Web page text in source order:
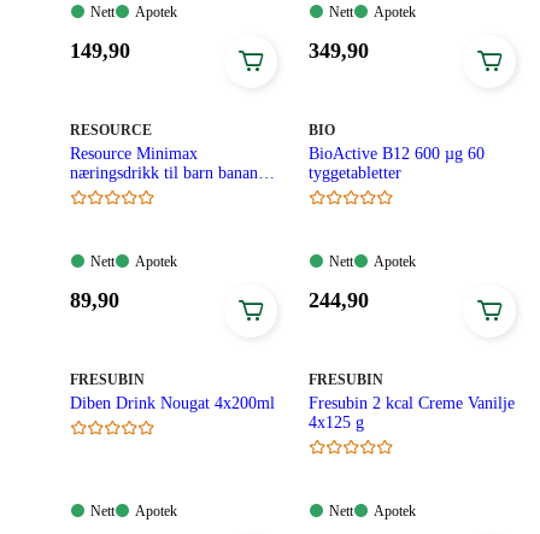
Nett:
Nett
Apotek:
Apotek
Pris:
149,90
Nett:
Nett
Apotek:
Apotek
Pris:
349,90
MERKE:
RESOURCE
Resource Minimax
næringsdrikk til barn banan-
aprikos 2x200 ml
Nett:
Nett
Apotek:
Apotek
Pris:
89,90
MERKE
BIO
BioActive B12 600 µg 60
tyggetabletter
Nett:
Nett
Apotek:
Apotek
Pris:
244,90
MERKE:
FRESUBIN
Diben Drink Nougat 4x200ml
Nett:
Nett
Apotek:
Apotek
MERKE:
FRESUBIN
Fresubin 2 kcal Creme Vanilje
4x125 g
Nett:
Nett
Apotek:
Apotek